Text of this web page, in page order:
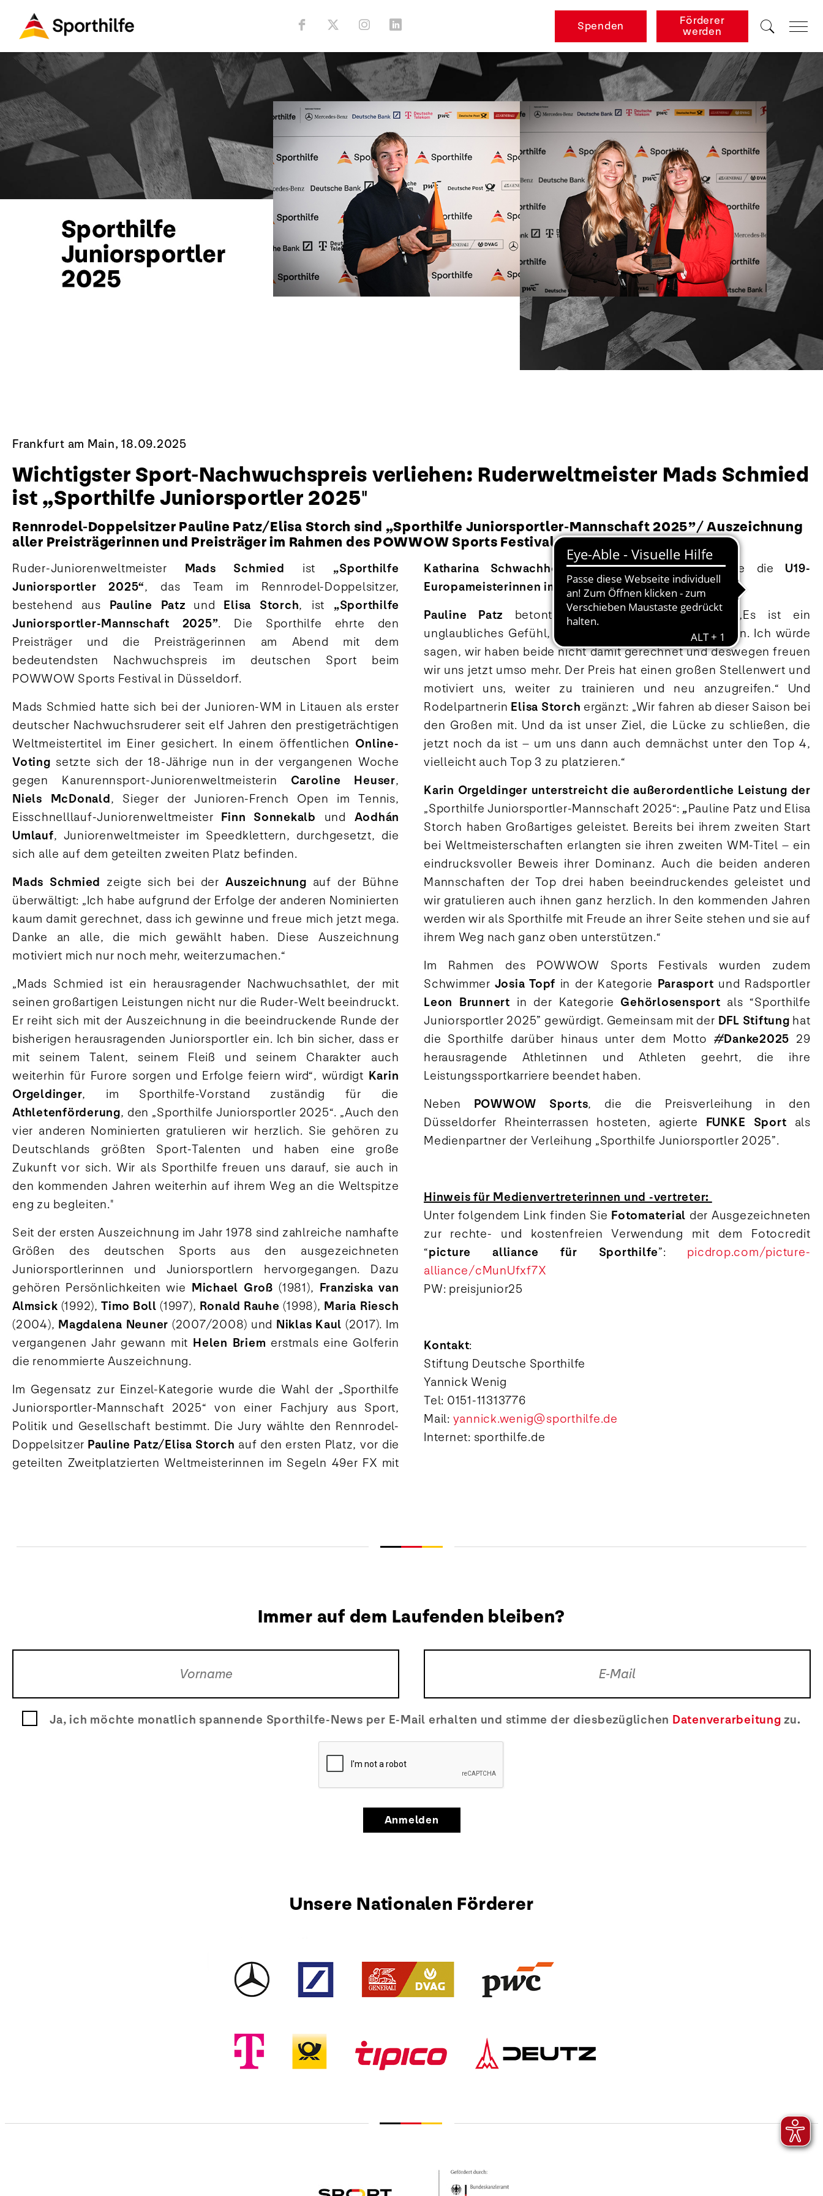
Spenden Förderer
werden
Frankfurt am Main, 18.09.2025
Wichtigster Sport-Nachwuchspreis verliehen: Ruderweltmeister Mads Schmied
ist „Sporthilfe Juniorsportler 2025"
Rennrodel-Doppelsitzer Pauline Patz/Elisa Storch sind „Sporthilfe Juniorsportler-Mannschaft 2025”/ Auszeichnung
aller Preisträgerinnen und Preisträger im Rahmen des POWWOW Sports Festivals
Ruder-Juniorenweltmeister Mads Schmied ist „Sporthilfe
Juniorsportler 2025“, das Team im Rennrodel-Doppelsitzer,
bestehend aus Pauline Patz und Elisa Storch, ist „Sporthilfe
Juniorsportler-Mannschaft 2025”. Die Sporthilfe ehrte den
Preisträger und die Preisträgerinnen am Abend mit dem
bedeutendsten Nachwuchspreis im deutschen Sport beim
POWWOW Sports Festival in Düsseldorf.
Mads Schmied hatte sich bei der Junioren-WM in Litauen als erster
deutscher Nachwuchsruderer seit elf Jahren den prestigeträchtigen
Weltmeistertitel im Einer gesichert. In einem öffentlichen Online-
Voting setzte sich der 18-Jährige nun in der vergangenen Woche
gegen Kanurennsport-Juniorenweltmeisterin Caroline Heuser,
Niels McDonald, Sieger der Junioren-French Open im Tennis,
Eisschnelllauf-Juniorenweltmeister Finn Sonnekalb und Aodhán
Umlauf, Juniorenweltmeister im Speedklettern, durchgesetzt, die
sich alle auf dem geteilten zweiten Platz befinden.
Mads Schmied zeigte sich bei der Auszeichnung auf der Bühne
überwältigt: „Ich habe aufgrund der Erfolge der anderen Nominierten
kaum damit gerechnet, dass ich gewinne und freue mich jetzt mega.
Danke an alle, die mich gewählt haben. Diese Auszeichnung
motiviert mich nur noch mehr, weiterzumachen.“
„Mads Schmied ist ein herausragender Nachwuchsathlet, der mit
seinen großartigen Leistungen nicht nur die Ruder-Welt beeindruckt.
Er reiht sich mit der Auszeichnung in die beeindruckende Runde der
bisherigen herausragenden Juniorsportler ein. Ich bin sicher, dass er
mit seinem Talent, seinem Fleiß und seinem Charakter auch
weiterhin für Furore sorgen und Erfolge feiern wird“, würdigt Karin
Orgeldinger, im Sporthilfe-Vorstand zuständig für die
Athletenförderung, den „Sporthilfe Juniorsportler 2025“. „Auch den
vier anderen Nominierten gratulieren wir herzlich. Sie gehören zu
Deutschlands größten Sport-Talenten und haben eine große
Zukunft vor sich. Wir als Sporthilfe freuen uns darauf, sie auch in
den kommenden Jahren weiterhin auf ihrem Weg an die Weltspitze
eng zu begleiten."
Seit der ersten Auszeichnung im Jahr 1978 sind zahlreiche namhafte
Größen des deutschen Sports aus den ausgezeichneten
Juniorsportlerinnen und Juniorsportlern hervorgegangen. Dazu
gehören Persönlichkeiten wie Michael Groß (1981), Franziska van
Almsick (1992), Timo Boll (1997), Ronald Rauhe (1998), Maria Riesch
(2004), Magdalena Neuner (2007/2008) und Niklas Kaul (2017). Im
vergangenen Jahr gewann mit Helen Briem erstmals eine Golferin
die renommierte Auszeichnung.
Im Gegensatz zur Einzel-Kategorie wurde die Wahl der „Sporthilfe
Juniorsportler-Mannschaft 2025“ von einer Fachjury aus Sport,
Politik und Gesellschaft bestimmt. Die Jury wählte den Rennrodel-
Doppelsitzer Pauline Patz/Elisa Storch auf den ersten Platz, vor die
geteilten Zweitplatzierten Weltmeisterinnen im Segeln 49er FX mit
Katharina SchwachhoferundElena Stoltz, sowie die U19-
Europameisterinnen im Handball.
Pauline Patz betonte nach der Auszeichnung: „Es ist ein
unglaubliches Gefühl, diesen Preis gewonnen zu haben. Ich würde
sagen, wir haben beide nicht damit gerechnet und deswegen freuen
wir uns jetzt umso mehr. Der Preis hat einen großen Stellenwert und
motiviert uns, weiter zu trainieren und neu anzugreifen.“ Und
Rodelpartnerin Elisa Storch ergänzt: „Wir fahren ab dieser Saison bei
den Großen mit. Und da ist unser Ziel, die Lücke zu schließen, die
jetzt noch da ist – um uns dann auch demnächst unter den Top 4,
vielleicht auch Top 3 zu platzieren.“
Karin Orgeldinger unterstreicht die außerordentliche Leistung der
„Sporthilfe Juniorsportler-Mannschaft 2025“: „Pauline Patz und Elisa
Storch haben Großartiges geleistet. Bereits bei ihrem zweiten Start
bei Weltmeisterschaften erlangten sie ihren zweiten WM-Titel – ein
eindrucksvoller Beweis ihrer Dominanz. Auch die beiden anderen
Mannschaften der Top drei haben beeindruckendes geleistet und
wir gratulieren auch ihnen ganz herzlich. In den kommenden Jahren
werden wir als Sporthilfe mit Freude an ihrer Seite stehen und sie auf
ihrem Weg nach ganz oben unterstützen.“
Im Rahmen des POWWOW Sports Festivals wurden zudem
Schwimmer Josia Topf in der Kategorie Parasport und Radsportler
Leon Brunnert in der Kategorie Gehörlosensport als “Sporthilfe
Juniorsportler 2025” gewürdigt. Gemeinsam mit der DFL Stiftung hat
die Sporthilfe darüber hinaus unter dem Motto #Danke2025 29
herausragende Athletinnen und Athleten geehrt, die ihre
Leistungssportkarriere beendet haben.
Neben POWWOW Sports, die die Preisverleihung in den
Düsseldorfer Rheinterrassen hosteten, agierte FUNKE Sport als
Medienpartner der Verleihung „Sporthilfe Juniorsportler 2025”.
Hinweis für Medienvertreterinnen und -vertreter:
Unter folgendem Link finden Sie Fotomaterial der Ausgezeichneten
zur rechte- und kostenfreien Verwendung mit dem Fotocredit
“picture alliance für Sporthilfe”: picdrop.com/picture-
alliance/cMunUfxf7X
PW: preisjunior25
Kontakt:
Stiftung Deutsche Sporthilfe
Yannick Wenig
Tel: 0151-11313776
Mail: yannick.wenig@sporthilfe.de
Internet: sporthilfe.de
Immer auf dem Laufenden bleiben?
Ja, ich möchte monatlich spannende Sporthilfe-News per E-Mail erhalten und stimme der diesbezüglichen Datenverarbeitungzu.
Anmelden
Unsere Nationalen Förderer